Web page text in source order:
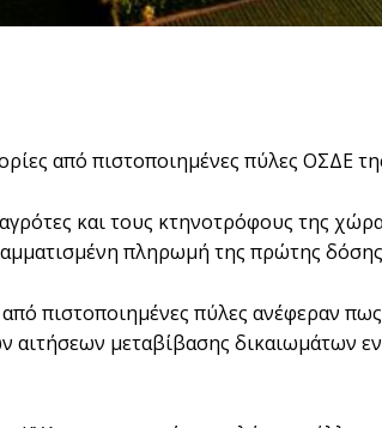
από πιστοποιημένες πύλες ΟΣΔΕ
και τους κτηνοτρόφους της
πληρωμή της πρώτης δόσης
πιστοποιημένες πύλες ανέφεραν
αιτήσεων μεταβίβασης δικαιωμάτων